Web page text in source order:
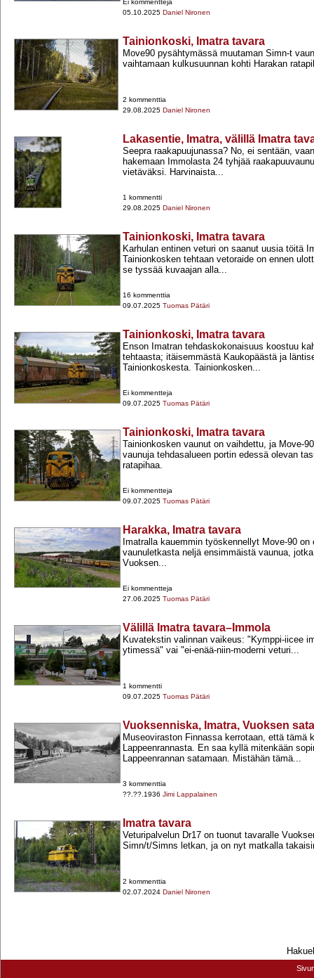
Ei kommentteja
05.10.2025 Daniel Nironen
Tainionkoski, Imatra tavara
Move90 pysähtymässä muutaman Simn-​t
vaihtamaan kulkusuunnan kohti Harakan
2 kommenttia
29.08.2025 Daniel Nironen
Lakasentie, Imatra, välillä Imatra
Seepra raakapuujunassa? No, ei sentään,
hakemaan Immolasta 24 tyhjää
vietäväksi. Harvinaista...
1 kommentti
29.08.2025 Daniel Nironen
Tainionkoski, Imatra tavara
Karhulan entinen veturi on saanut uusia töitä
Tainionkosken tehtaan vetoraide on ennen
se tyssää kuvaajan alla...
16 kommenttia
09.07.2025 Tuomas Pätäri
Tainionkoski, Imatra tavara
Enson Imatran tehdaskokonaisuus koostuu
tehtaasta; itäisemmästä Kaukopäästä ja
Tainionkoskesta. Tainionkosken...
Ei kommentteja
09.07.2025 Tuomas Pätäri
Tainionkoski, Imatra tavara
Tainionkosken vaunut on vaihdettu, ja Move-​
vaunuja tehdasalueen portin edessä olevan
ratapihaa.
Ei kommentteja
09.07.2025 Tuomas Pätäri
Harakka, Imatra tavara
Imatralla kauemmin työskennellyt Move-​90
vaunuletkasta neljä ensimmäistä vaunua,
Vuoksen...
Ei kommentteja
27.06.2025 Tuomas Pätäri
Välillä Imatra tavara–Immola
Kuvatekstin valinnan vaikeus: "Kymppi-​iicee
ytimessä" vai "ei-​enää-​niin-​moderni veturi...
1 kommentti
09.07.2025 Tuomas Pätäri
Vuoksenniska, Imatra, Vuoksen
Museoviraston Finnassa kerrotaan, että tämä
Lappeenrannasta. En saa kyllä mitenkään
Lappeenrannan satamaan. Mistähän tämä...
3 kommenttia
??.??.1936 Jimi Lappalainen
Imatra tavara
Veturipalvelun Dr17 on tuonut tavaralle
Simn/t/Simns letkan, ja on nyt matkalla
2 kommenttia
02.07.2024 Daniel Nironen